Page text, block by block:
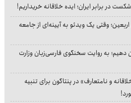
در برابر ایران؛ ایده خلاقانه خریداریم!
وقتی یک ویدئو به آیینه‌ای از جامعه
به روایت سخنگوی فارسی‌زبان وزارت
و نامتعارف» در پنتاگون برای تنبیه